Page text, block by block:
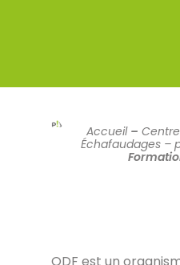
Accueil–
Échafaudages –